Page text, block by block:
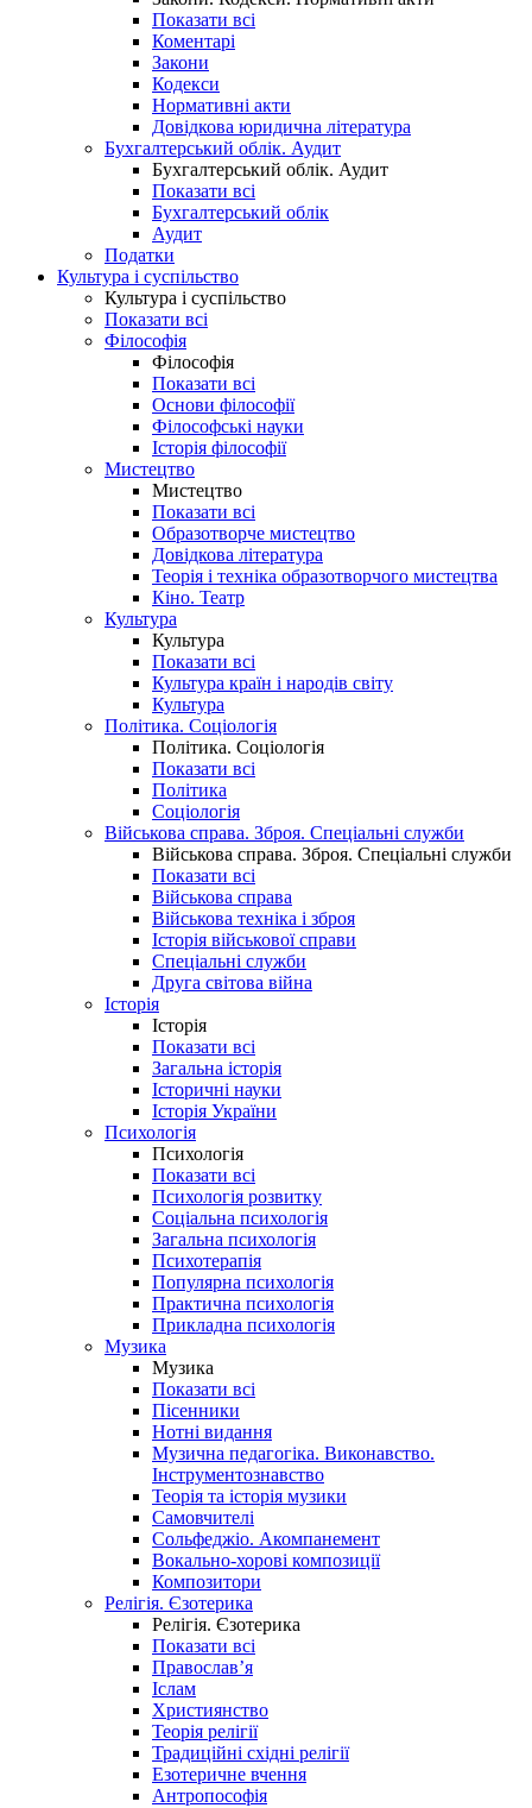
Показати всі
Коментарі
Закони
Кодекси
Нормативні акти
Довідкова юридична література
Бухгалтерський облік. Аудит
Бухгалтерський облік. Аудит
Показати всі
Бухгалтерський облік
Аудит
Податки
Культура і суспільство
Культура і суспільство
Показати всі
Філософія
Філософія
Показати всі
Основи філософії
Філософські науки
Історія філософії
Мистецтво
Мистецтво
Показати всі
Образотворче мистецтво
Довідкова література
Теорія і техніка образотворчого мистецтва
Кіно. Театр
Культура
Культура
Показати всі
Культура країн і народів світу
Культура
Політика. Соціологія
Політика. Соціологія
Показати всі
Політика
Соціологія
Військова справа. Зброя. Спеціальні служби
Військова справа. Зброя. Спеціальні служби
Показати всі
Військова справа
Військова техніка і зброя
Історія військової справи
Спеціальні служби
Друга світова війна
Історія
Історія
Показати всі
Загальна історія
Історичні науки
Історія України
Психологія
Психологія
Показати всі
Психологія розвитку
Соціальна психологія
Загальна психологія
Психотерапія
Популярна психологія
Практична психологія
Прикладна психологія
Музика
Музика
Показати всі
Пісенники
Нотні видання
Музична педагогіка. Виконавство.
Інструментознавство
Теорія та історія музики
Самовчителі
Сольфеджіо. Акомпанемент
Вокально-хорові композиції
Композитори
Релігія. Єзотерика
Релігія. Єзотерика
Показати всі
Православ’я
Іслам
Християнство
Теорія релігії
Традиційні східні релігії
Езотеричне вчення
Антропософія